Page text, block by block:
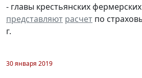
- главы крестьянских
представляют расчет по
г.
30 января 2019